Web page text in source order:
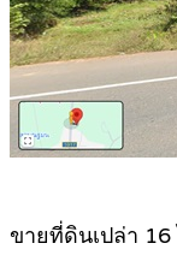
ขายที่ดินเปล่า 16